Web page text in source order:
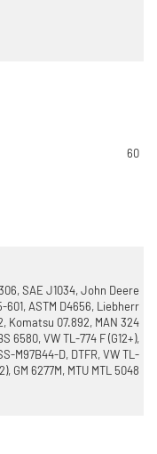
60
SAE J1034, John Deere
601, ASTM D4656, Liebherr
Komatsu 07.892, MAN 324
6580, VW TL-774 F (G12+),
M97B44-D, DTFR, VW TL-
GM 6277M, MTU MTL 5048